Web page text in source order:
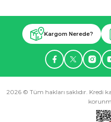
Kargom Nerede?
2026 © Tüm hakları saklıdır. Kredi